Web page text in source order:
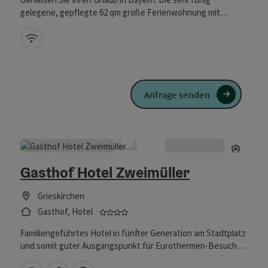
gelegene, gepflegte 62 qm große Ferienwohnung mit
kein Durchgangsverkehr und doch im Altstadtbereich. In
W-Lan (kostenlos)
Anfrage senden
Gasthof Hotel Zweimüller
Grieskirchen
Gasthof, Hotel
4 Sterne - geprüfter und
Familiengeführtes Hotel in fünfter Generation am Stadtplatz
und somit guter Ausgangspunkt für Eurothermen-Besuche